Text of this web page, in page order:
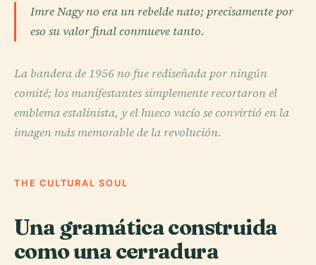
Imre Nagy no era un rebelde nato; precisamente por
eso su valor final conmueve tanto.
La bandera de 1956 no fue rediseñada por ningún
comité; los manifestantes simplemente recortaron el
emblema estalinista, y el hueco vacío se convirtió en la
imagen más memorable de la revolución.
THE CULTURAL SOUL
Una gramática construida
como una cerradura